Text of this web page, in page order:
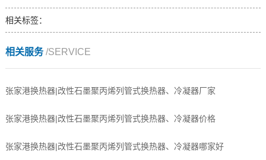
相关标签：
相关服务/SERVICE
张家港换热器|改性石墨聚丙烯列管式换热器、冷凝器厂家
张家港换热器|改性石墨聚丙烯列管式换热器、冷凝器价格
张家港换热器|改性石墨聚丙烯列管式换热器、冷凝器哪家好